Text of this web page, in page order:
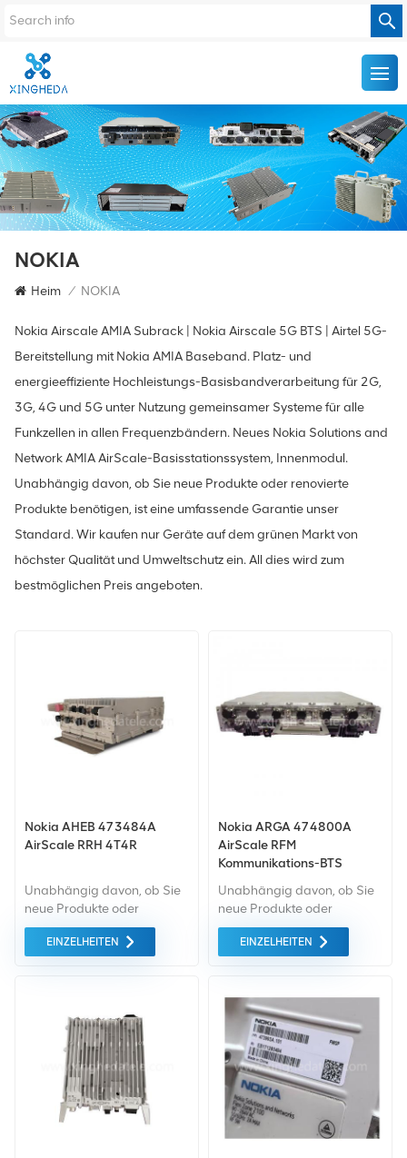
NOKIA
Heim / NOKIA
Nokia Airscale AMIA Subrack | Nokia Airscale 5G BTS | Airtel 5G-
Bereitstellung mit Nokia AMIA Baseband. Platz- und
energieeffiziente Hochleistungs-Basisbandverarbeitung für 2G,
3G, 4G und 5G unter Nutzung gemeinsamer Systeme für alle
Funkzellen in allen Frequenzbändern. Neues Nokia Solutions and
Network AMIA AirScale-Basisstationssystem, Innenmodul.
Unabhängig davon, ob Sie neue Produkte oder renovierte
Produkte benötigen, ist eine umfassende Garantie unser
Standard. Wir kaufen nur Geräte auf dem grünen Markt von
höchster Qualität und Umweltschutz ein. All dies wird zum
bestmöglichen Preis angeboten.
Nokia AHEB 473484A
AirScale RRH 4T4R
Unabhängig davon, ob Sie
neue Produkte oder
renovierte Produkte
benötigen, ist eine
Standard. Wir kaufen nur
Qualität auf dem grünen
Markt ein. All dies wird zum
bestmöglichen Preis
angeboten.
EINZELHEITEN
Nokia ARGA 474800A
AirScale RFM
Kommunikations-BTS
Unabhängig davon, ob Sie
neue Produkte oder
renovierte Produkte
benötigen, ist eine
Standard. Wir kaufen nur
Geräte von höchster
Qualität auf dem grünen
Markt ein. All dies wird zum
bestmöglichen Preis
angeboten.
EINZELHEITEN